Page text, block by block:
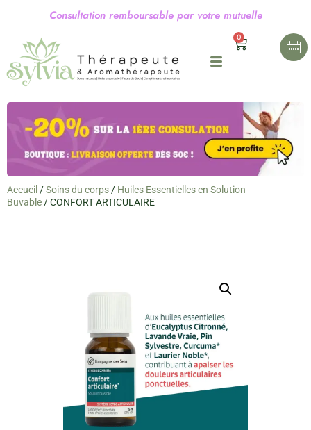
0
Consultation remboursable par votre mutuelle
Accueil /Soins du corps/ Huiles Essentielles en Solution
Buvable/ CONFORT ARTICULAIRE